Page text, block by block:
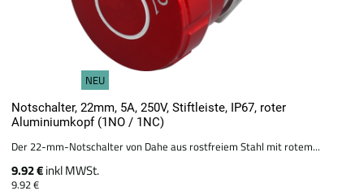
NEU
Notschalter, 22mm, 5A, 250V, Stiftleiste, IP67, roter
Aluminiumkopf (1NO / 1NC)
Der 22-mm-Notschalter von Dahe aus rostfreiem Stahl mit rotem...
9.92 €inkl MWSt.
9.92 €